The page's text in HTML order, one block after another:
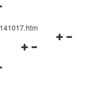
Navigationsmenü